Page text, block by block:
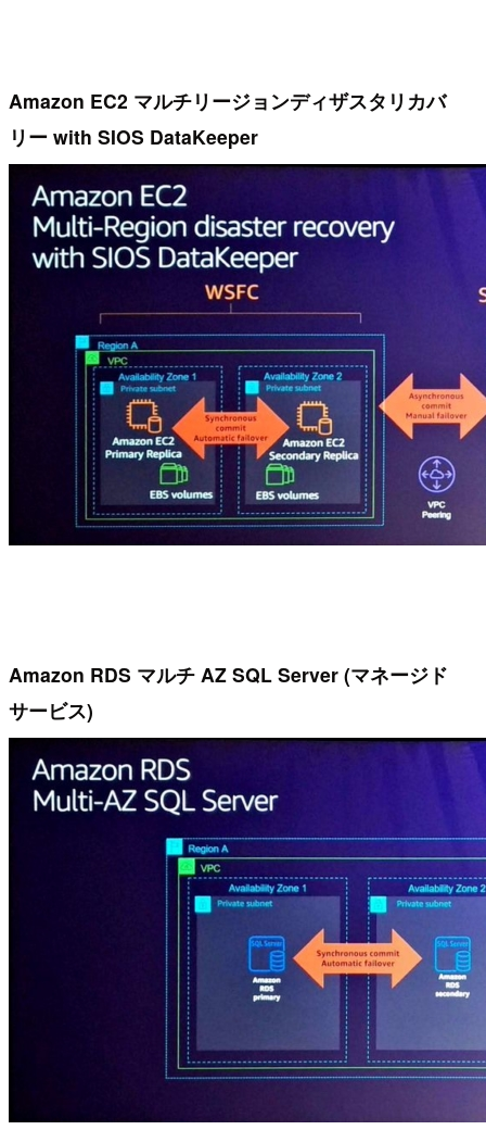
Amazon EC2 マルチリージョンディザスタリカバ
リー with SIOS DataKeeper
Amazon RDS マルチ AZ SQL Server (マネージド
サービス)